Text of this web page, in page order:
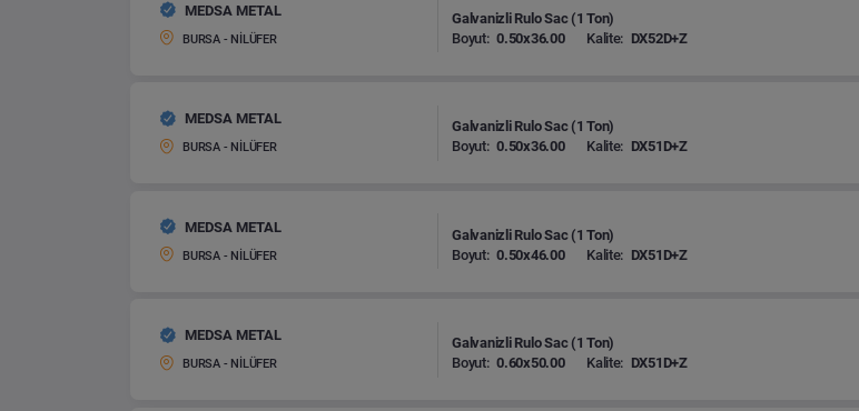
MEDSA METAL
BURSA - NİLÜFER
Galvanizli Rulo Sac (1 Ton)
Boyut: 0.50x36.00 Kalite: DX52D+Z
MEDSA METAL
BURSA - NİLÜFER
Galvanizli Rulo Sac (1 Ton)
Boyut: 0.50x36.00 Kalite: DX51D+Z
MEDSA METAL
BURSA - NİLÜFER
Galvanizli Rulo Sac (1 Ton)
Boyut: 0.50x46.00 Kalite: DX51D+Z
MEDSA METAL
BURSA - NİLÜFER
Galvanizli Rulo Sac (1 Ton)
Boyut: 0.60x50.00 Kalite: DX51D+Z